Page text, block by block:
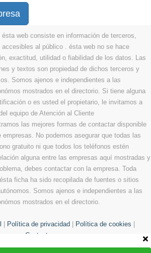
web consiste en información de terceros,
al público . ésta web no se hace
exactitud, utilidad o fiabilidad de los datos. Las
y textos son propiedad de dichos terceros y
Somos ajenos e independientes a las
mostrados en el directorio. Si tiene alguna
o es usted el propietario, le invitamos a
equipo de Atención al Cliente
las mejores formas de contactar disponible
empresas. No podemos asegurar que todas las
gratuito ni que todos los teléfonos estén
alguna entre las empresas aquí mostradas y
debes contactar con la empresa. Toda
ficha ha sido recopilada de fuentes o sitios
Somos ajenos e independientes a las
mostrados en el directorio.
Política de privacidad Política de cookies
Contacto